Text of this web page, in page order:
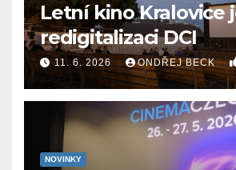
Letní kino Kralovice
redigitalizaci DCI
11. 6. 2026 ONDŘEJ BECK
NOVINKY